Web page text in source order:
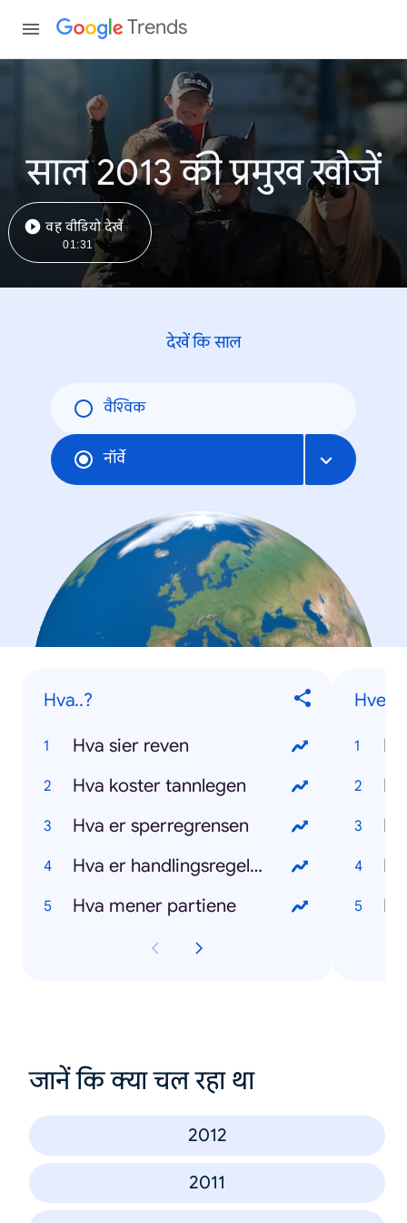
Trends
साल 2013 की प्रमुख खोजें
वह वीडियो देखें
01:31
देखें कि साल
वैश्विक
नॉर्वे
Hva..?
Hva sier reven
Hva koster tannlegen
Hva er sperregrensen
Hva er handlingsregelen
Hva mener partiene
जानें कि क्या चल रहा था
2012
2011